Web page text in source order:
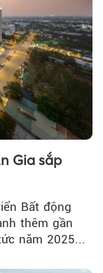
Gia sắp
Bất động
thêm gần
năm 2025...